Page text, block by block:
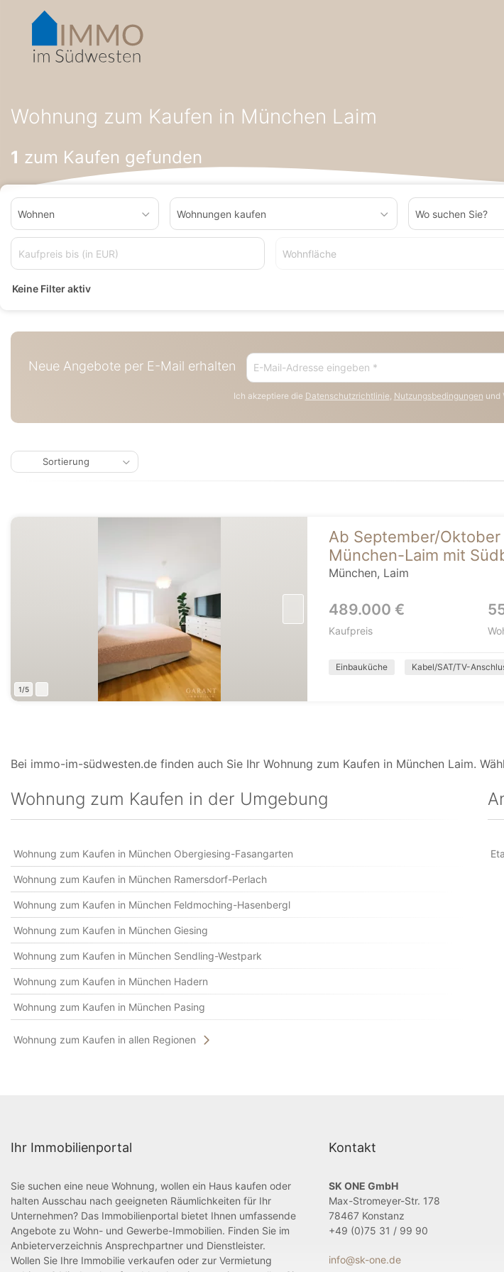
Accessibility-
Modus
Wohnung zum Kaufen in München Laim
1 zum Kaufen gefunden
Wohnen Wohnungen kaufen
Wohnfläche
Keine Filter aktiv
Neue Angebote per E-Mail erhalten
Ich akzeptiere die Datenschutzrichtlinie, Nutzungsbedingungen und
Sortierung
1/5
Ab September/
München-Laim mit
München, Laim
489.000 €
Kaufpreis
Einbauküche Kabel/SAT/TV-
Bei immo-im-südwesten.de finden auch Sie Ihr Wohnung zum Kaufen in München Laim.
Wohnung zum Kaufen in der Umgebung
Wohnung zum Kaufen in München Obergiesing-Fasangarten
Wohnung zum Kaufen in München Ramersdorf-Perlach
Wohnung zum Kaufen in München Feldmoching-Hasenbergl
Wohnung zum Kaufen in München Giesing
Wohnung zum Kaufen in München Sendling-Westpark
Wohnung zum Kaufen in München Hadern
Wohnung zum Kaufen in München Pasing
Wohnung zum Kaufen in allen Regionen
Ihr Immobilienportal
Sie suchen eine neue Wohnung, wollen ein Haus kaufen oder
halten Ausschau nach geeigneten Räumlichkeiten für Ihr
Unternehmen? Das Immobilienportal bietet Ihnen umfassende
Angebote zu Wohn- und Gewerbe-Immobilien. Finden Sie im
Anbieterverzeichnis Ansprechpartner und Dienstleister.
Wollen Sie Ihre Immobilie verkaufen oder zur Vermietung
Kontakt
SK ONE GmbH
Max-Stromeyer-Str. 178
78467 Konstanz
+49 (0)75 31 / 99 90
info@sk-one.de